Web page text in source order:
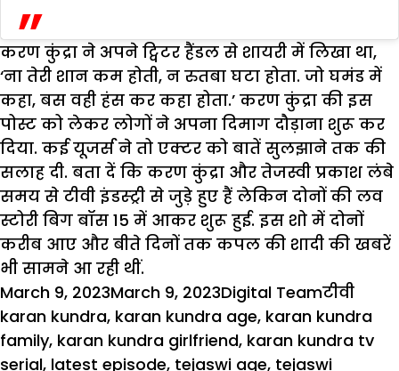
करण कुंद्रा ने अपने ट्विटर हैंडल से शायरी में लिखा था,
‘ना तेरी शान कम होती, न रुतबा घटा होता. जो घमंड में
कहा, बस वही हंस कर कहा होता.’ करण कुंद्रा की इस
पोस्ट को लेकर लोगों ने अपना दिमाग दौड़ाना शुरू कर
दिया. कई यूजर्स ने तो एक्टर को बातें सुलझाने तक की
सलाह दी. बता दें कि करण कुंद्रा और तेजस्वी प्रकाश लंबे
समय से टीवी इंडस्ट्री से जुड़े हुए हैं लेकिन दोनों की लव
स्टोरी बिग बॉस 15 में आकर शुरू हुई. इस शो में दोनों
करीब आए और बीते दिनों तक कपल की शादी की खबरें
भी सामने आ रही थीं.
Posted
on
March 9, 2023March 9, 2023Author
Digital TeamटीवीTags
karan kundra, karan kundra age, karan kundra
family, karan kundra girlfriend, karan kundra tv
serial, latest episode, tejaswi age, tejaswi